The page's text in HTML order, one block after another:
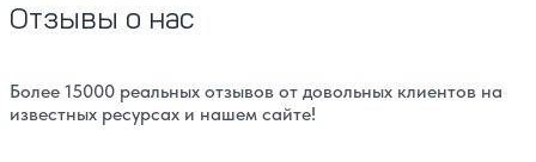
Отзывы о нас
Более 15000 реальных отзывов от довольных клиентов на
известных ресурсах и нашем сайте!